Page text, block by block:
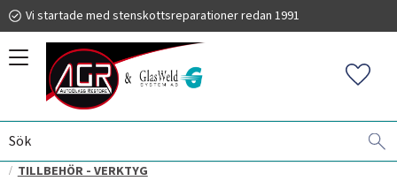
Vi startade med stenskottsreparationer redan 1991
BORTPOLERING AV REPOR I GLAS
TILLBEHÖR - VERKTYG
019 225 220